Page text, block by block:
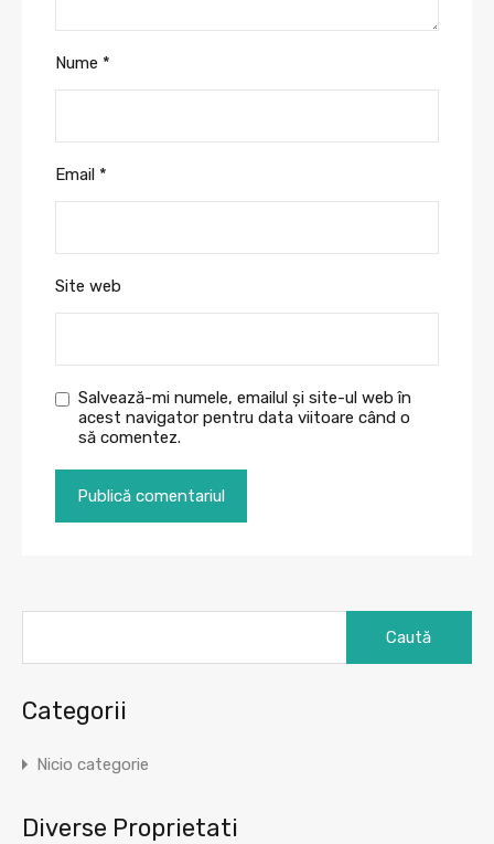
Nume *
Email *
Site web
Salvează-mi numele, emailul și site-ul web în
acest navigator pentru data viitoare când o
să comentez.
Categorii
Nicio categorie
Diverse Proprietati